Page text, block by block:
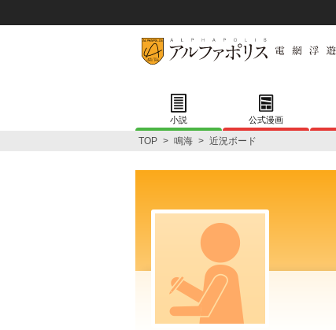
小説 公式漫画
TOP > 鳴海 > 近況ボード